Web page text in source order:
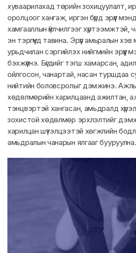
хуваарилахад төрийн зохицуулалт,
оролцоог хангаж, иргэн бүрд эрүүл
хамгааллын үйлчилгээг хүртээмжтэй,
эн тэргүүнд тавина. Эрүүл амьралын
урьдчилан сэргийлэх нийгмийн эрүүл
бэхжүүлнэ. Бүгдийг тэгш хамарсан,
ойлгосон, чанартай, насан туршдаа
нийтийн боловсролыг дэмжинэ.
хөдөлмөрийн харилцаанд ажилтан,
тэнцвэртэй хангасан, амьдралд
зохистой хөдөлмөр эрхлэлтийг
харилцан шүтэлцээтэй хөгжлийн
амьдралын чанарын ялгааг бууруулна.